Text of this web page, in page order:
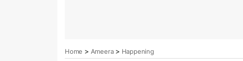
Home > Ameera> Happening